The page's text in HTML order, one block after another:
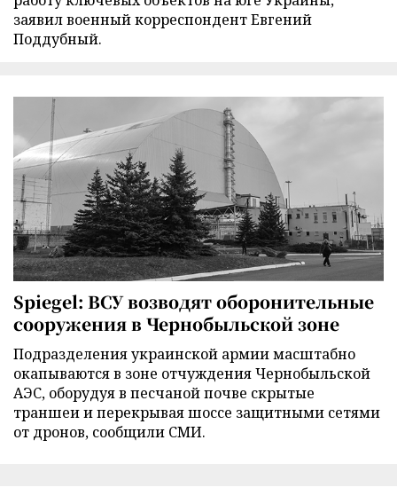
заявил военный корреспондент Евгений
Поддубный.
Spiegel: ВСУ возводят оборонительные
сооружения в Чернобыльской зоне
Подразделения украинской армии масштабно
окапываются в зоне отчуждения Чернобыльской
АЭС, оборудуя в песчаной почве скрытые
траншеи и перекрывая шоссе защитными сетями
от дронов, сообщили СМИ.